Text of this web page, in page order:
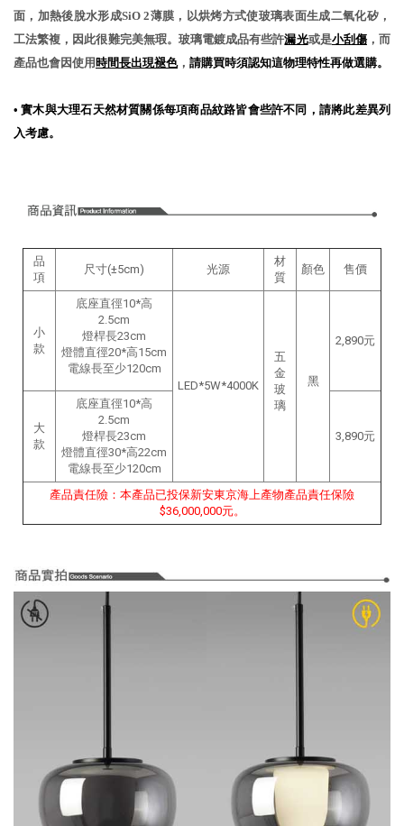
面，加熱後脫水形成SiO 2薄膜，以烘烤方式使玻璃表面生成二氧化矽，
工法繁複，因此很難完美無瑕。玻璃電鍍成品有些許漏光或是小刮傷，而
產品也會因使用時間長出現褪色， 請購買時須認知這物理特性再做選購。
• 實木與大理石天然材質關係每項商品紋路皆會些許不同，請將此差異列
入考慮。
品
項
尺寸(±5cm) 光源
材
質
顏色 售價
小
款
底座直徑10*高
2.5cm
燈桿長23cm
燈體直徑20*高15cm
電線長至少120cm
LED*5W*4000K
五
金
玻
璃
黑
2,890元
大
款
底座直徑10*高
2.5cm
燈桿長23cm
燈體直徑30*高22cm
電線長至少120cm
3,890元
產品責任險：本產品已投保新安東京海上產物產品責任保險
$36,000,000元。